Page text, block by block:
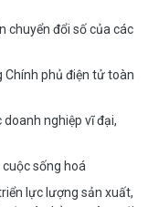
chuyển đổi số của các
Chính phủ điện tử toàn
nghiệp vĩ đại,
sống hoá
lực lượng sản xuất,